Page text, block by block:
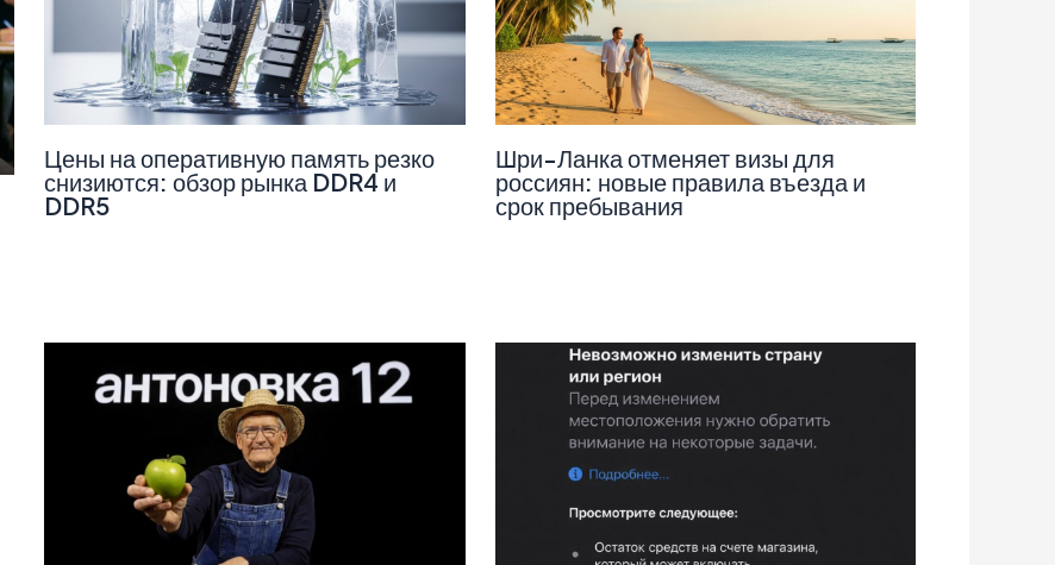
Цены на оперативную память резко
снизиются: обзор рынка DDR4 и
DDR5
Шри-Ланка отменяет визы для
россиян: новые правила въезда и
срок пребывания